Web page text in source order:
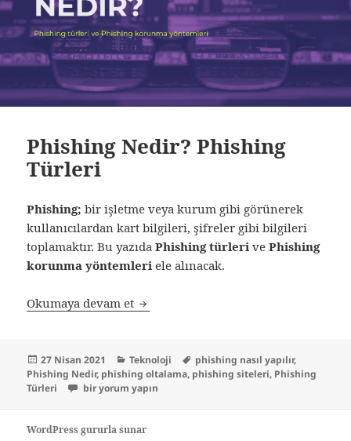
Phishing Nedir? Phishing
Türleri
Phishing; bir işletme veya kurum gibi görünerek
kullanıcılardan kart bilgileri, şifreler gibi bilgileri
toplamaktır. Bu yazıdaPhishing türleri vePhishing
korunma yöntemleri ele alınacak.
Okumaya devam et Phishing Nedir? Phishing Türleri
Yayın
tarihi
27 Nisan 2021 Kategoriler
Teknoloji Etiketler
phishing nasıl yapılır,
Phishing Nedir, phishing oltalama, phishing siteleri, Phishing
Türleri
Phishing Nedir? Phishing Türleri için
bir yorum yapın
WordPress gururla sunar